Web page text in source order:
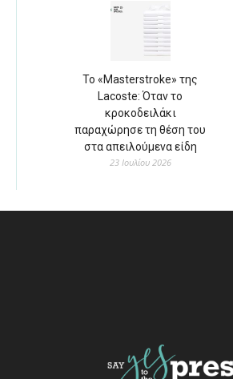
Το «Masterstroke» της
Lacoste: Όταν το
κροκοδειλάκι
παραχώρησε τη θέση του
στα απειλούμενα είδη
23 Ιουλίου 2026